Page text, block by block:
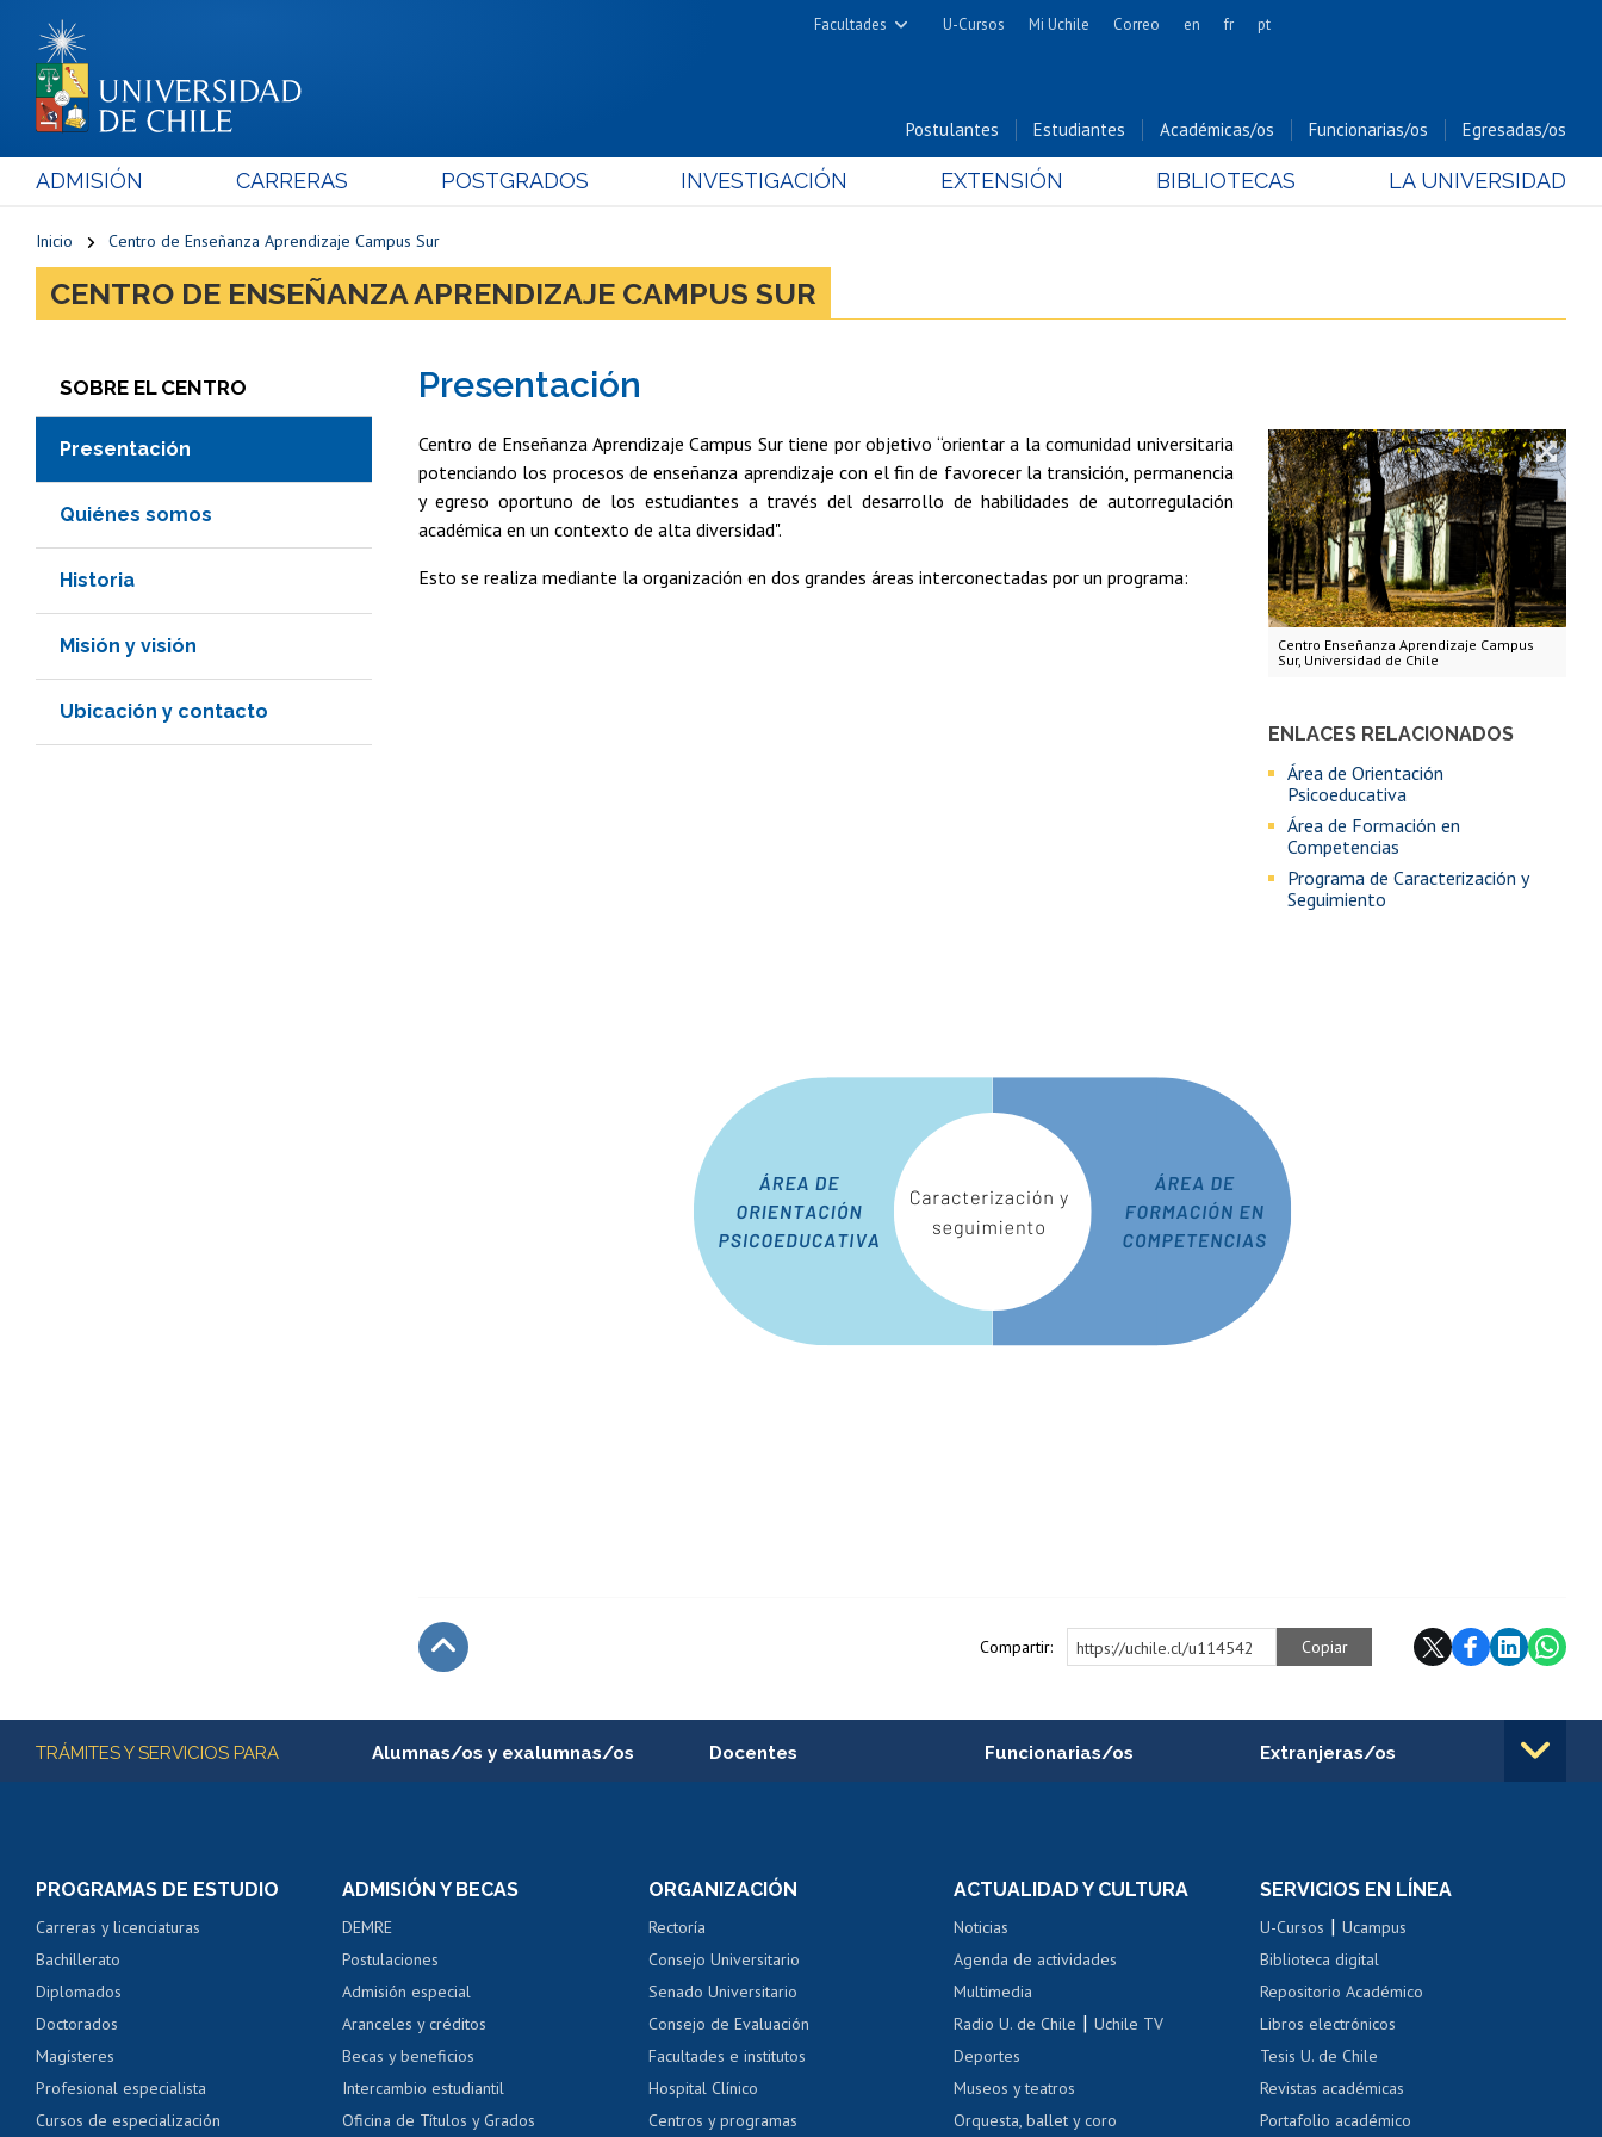
Facultades
Cs. Físicas y Matemáticas
Cs. Forestales y Conservación
Cs. Químicas y Farmacéuticas
Cs. Sociales
Alimentos
Hospital Clínico
U-Cursos Mi Uchile Correo en fr pt
Postulantes Estudiantes Académicas/os Funcionarias/os Egresadas/os
ADMISIÓN CARRERAS POSTGRADOS INVESTIGACIÓN EXTENSIÓN BIBLIOTECAS LA UNIVERSIDAD
Inicio Centro de Enseñanza Aprendizaje Campus Sur
CENTRO DE ENSEÑANZA APRENDIZAJE CAMPUS SUR
SOBRE EL CENTRO
Presentación
Quiénes somos
Historia
Misión y visión
Ubicación y contacto
Presentación
Centro Enseñanza Aprendizaje Campus
Sur, Universidad de Chile
ENLACES RELACIONADOS
Área de Orientación
Psicoeducativa
Área de Formación en
Competencias
Programa de Caracterización y
Seguimiento
Centro de Enseñanza Aprendizaje Campus Sur tiene por objetivo “orientar a la comunidad universitaria
potenciando los procesos de enseñanza aprendizaje con el fin de favorecer la transición, permanencia
y egreso oportuno de los estudiantes a través del desarrollo de habilidades de autorregulación
académica en un contexto de alta diversidad".
Esto se realiza mediante la organización en dos grandes áreas interconectadas por un programa:
Compartir: https://uchile.cl/u114542 Copiar
Más información
TRÁMITES Y SERVICIOS PARA Alumnas/os y exalumnas/os
Servicio médico y dental
Pago de arancel y crédito alumnos
Pago de arancel y crédito exalumnos
Certificado de títulos y grados
Docentes
Perfeccionamiento
Evaluación docente
Calificación académica
Postulación al AUCAI
Funcionarias/os
Portal de movilidad interna
Certificado de renta
Certificado de renta
Extranjeras/os
Cursos de español
Mi Uchile Ayuda tecnológica Tarjeta TUI Acoso laboral, sexual y violencia Denuncias administrativas
PROGRAMAS DE ESTUDIO
Carreras y licenciaturas
Bachillerato
Diplomados
Doctorados
Magísteres
Profesional especialista
Cursos de especialización
ADMISIÓN Y BECAS
DEMRE
Postulaciones
Admisión especial
Aranceles y créditos
Becas y beneficios
Intercambio estudiantil
Oficina de Títulos y Grados
ORGANIZACIÓN
Rectoría
Consejo Universitario
Senado Universitario
Consejo de Evaluación
Facultades e institutos
Hospital Clínico
Centros y programas
ACTUALIDAD Y CULTURA
Noticias
Agenda de actividades
Multimedia
Radio U. de Chile |Uchile TV
Deportes
Museos y teatros
Orquesta, ballet y coro
SERVICIOS EN LÍNEA
U-Cursos |Ucampus
Biblioteca digital
Repositorio Académico
Libros electrónicos
Tesis U. de Chile
Revistas académicas
Portafolio académico